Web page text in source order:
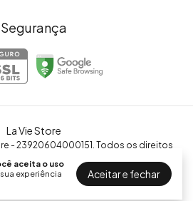
aceita o uso
experiência
Aceitar e fechar
Segurança
La Vie Store
- 23920604000151. Todos os direitos